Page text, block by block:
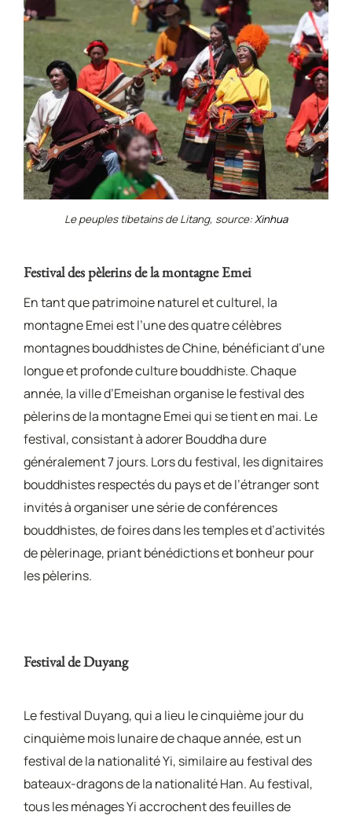
Le peuples tibetains de Litang, source:Xinhua
Festival des pèlerins de la montagne Emei
En tant que patrimoine naturel et culturel, la
montagne Emei est l’une des quatre célèbres
montagnes bouddhistes de Chine, bénéficiant d’une
longue et profonde culture bouddhiste. Chaque
année, la ville d’Emeishan organise le festival des
pèlerins de la montagne Emei qui se tient en mai. Le
festival, consistant à adorer Bouddha dure
généralement 7 jours. Lors du festival, les dignitaires
bouddhistes respectés du pays et de l’étranger sont
invités à organiser une série de conférences
bouddhistes, de foires dans les temples et d’activités
de pèlerinage, priant bénédictions et bonheur pour
les pèlerins.
Festival de Duyang
Le festival Duyang, qui a lieu le cinquième jour du
cinquième mois lunaire de chaque année, est un
festival de la nationalité Yi, similaire au festival des
bateaux-dragons de la nationalité Han. Au festival,
tous les ménages Yi accrochent des feuilles de